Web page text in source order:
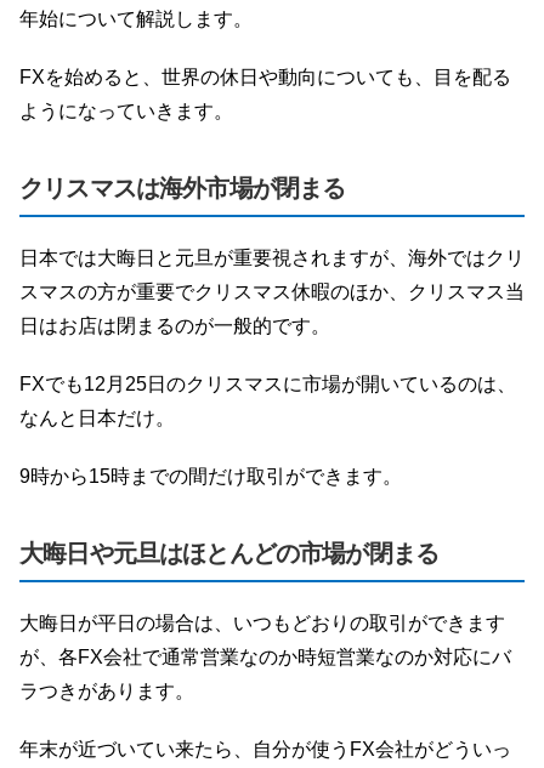
年始について解説します。
FXを始めると、世界の休日や動向についても、目を配る
ようになっていきます。
クリスマスは海外市場が閉まる
日本では大晦日と元旦が重要視されますが、海外ではクリ
スマスの方が重要でクリスマス休暇のほか、クリスマス当
日はお店は閉まるのが一般的です。
FXでも12月25日のクリスマスに市場が開いているのは、
なんと日本だけ。
9時から15時までの間だけ取引ができます。
大晦日や元旦はほとんどの市場が閉まる
大晦日が平日の場合は、いつもどおりの取引ができます
が、各FX会社で通常営業なのか時短営業なのか対応にバ
ラつきがあります。
年末が近づいてい来たら、自分が使うFX会社がどういっ